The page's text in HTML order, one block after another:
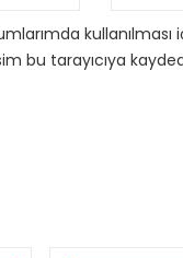
bu tarayıcıya